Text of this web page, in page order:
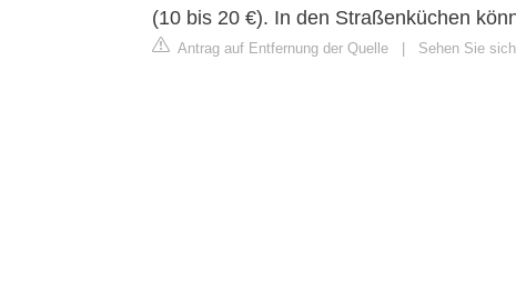
(10 bis 20 €). In den Straßenküchen
Antrag auf Entfernung der Quelle Sehen Sie